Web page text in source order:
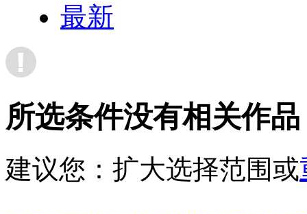
最新
所选条件没有相关作品
建议您：扩大选择范围或